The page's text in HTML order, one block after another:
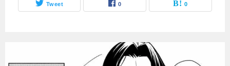
Tweet 0 0